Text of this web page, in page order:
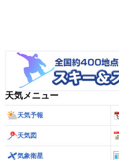
天気メニュー
天気予報
天気図
気象衛星